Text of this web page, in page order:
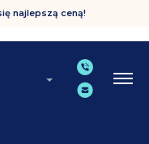
najlepszą ceną!